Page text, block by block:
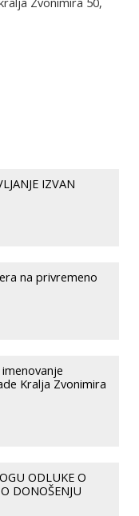
IZVAN
na privremeno
Kralja Zvonimira
ODLUKE O
DONOŠENJU